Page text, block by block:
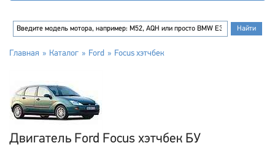
Главная Каталог Ford Focus хэтчбек
Двигатель Ford Focus хэтчбек БУ